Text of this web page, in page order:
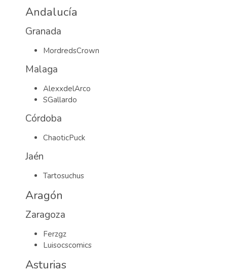
Andalucía
Granada
MordredsCrown
Malaga
AlexxdelArco
SGallardo
Córdoba
ChaoticPuck
Jaén
Tartosuchus
Aragón
Zaragoza
Ferzgz
Luisocscomics
Asturias